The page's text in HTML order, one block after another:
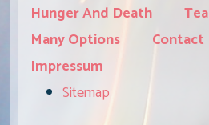
Hunger And Death
Many Options
Contact
Impressum
Sitemap